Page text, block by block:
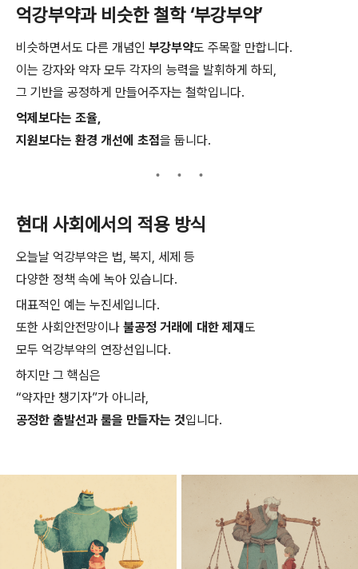
억강부약과 비슷한 철학 ‘부강부약’
비슷하면서도 다른 개념인 부강부약도 주목할 만합니다.
이는 강자와 약자 모두 각자의 능력을 발휘하게 하되,
그 기반을 공정하게 만들어주자는 철학입니다.
억제보다는 조율,
지원보다는 환경 개선에 초점을 둡니다.
현대 사회에서의 적용 방식
오늘날 억강부약은 법, 복지, 세제 등
다양한 정책 속에 녹아 있습니다.
대표적인 예는 누진세입니다.
또한 사회안전망이나 불공정 거래에 대한 제재도
모두 억강부약의 연장선입니다.
하지만 그 핵심은
“약자만 챙기자”가 아니라,
공정한 출발선과 룰을 만들자는 것입니다.